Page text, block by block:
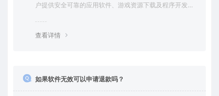
户提供安全可靠的应用软件、游戏资源下载及程序开发服
查看详情
如果软件无效可以申请退款吗？